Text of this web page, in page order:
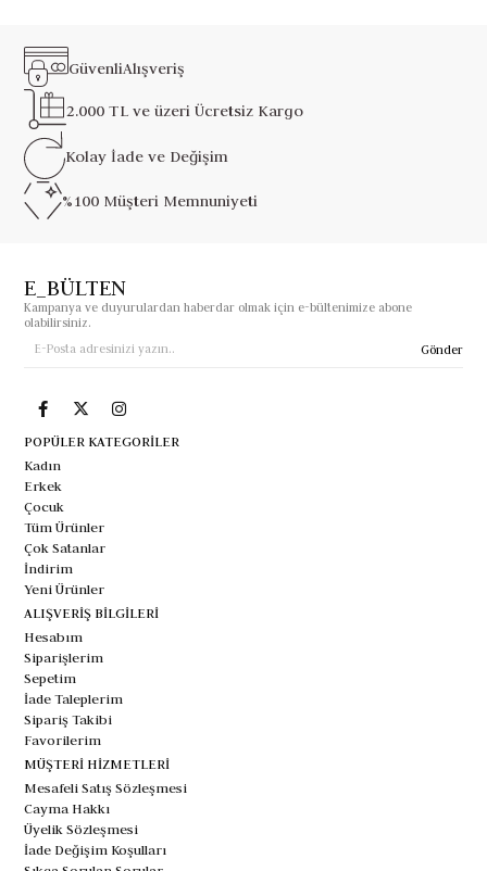
GüvenliAlışveriş
2.000 TL ve üzeriÜcretsiz Kargo
Kolay İade ve Değişim
%100 Müşteri Memnuniyeti
E_BÜLTEN
Kampanya ve duyurulardan haberdar olmak için e-bültenimize abone
olabilirsiniz.
Gönder
POPÜLER KATEGORİLER
Kadın
Erkek
Çocuk
Tüm Ürünler
Çok Satanlar
İndirim
Yeni Ürünler
ALIŞVERİŞ BİLGİLERİ
Hesabım
Siparişlerim
Sepetim
İade Taleplerim
Sipariş Takibi
Favorilerim
MÜŞTERİ HİZMETLERİ
Mesafeli Satış Sözleşmesi
Cayma Hakkı
Üyelik Sözleşmesi
İade Değişim Koşulları